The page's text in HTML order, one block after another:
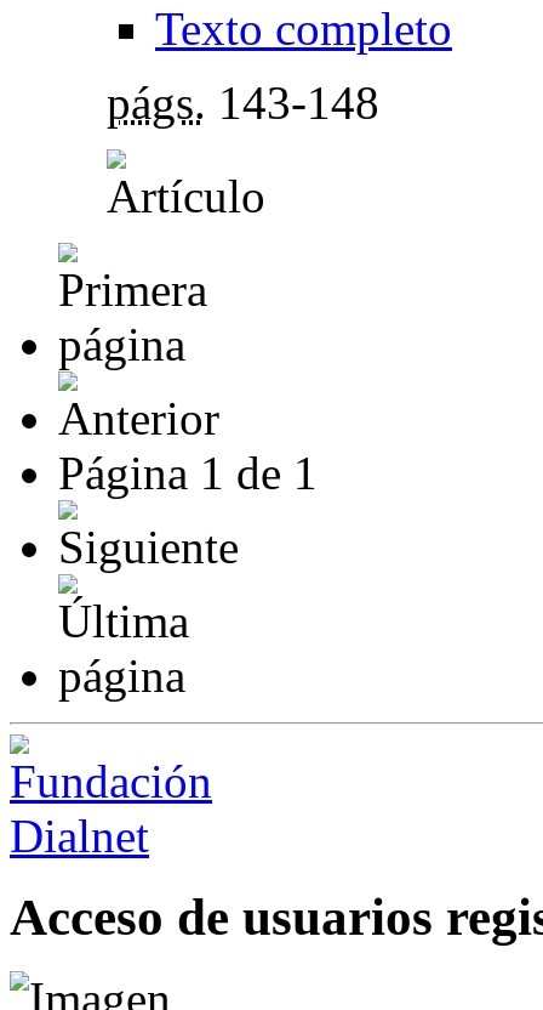
Texto completo
págs. 143-148
Página 1 de 1
Acceso de usuarios